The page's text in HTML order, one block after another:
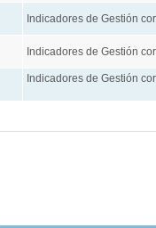
Indicadores de Gestión
Indicadores de Gestión
Indicadores de Gestión